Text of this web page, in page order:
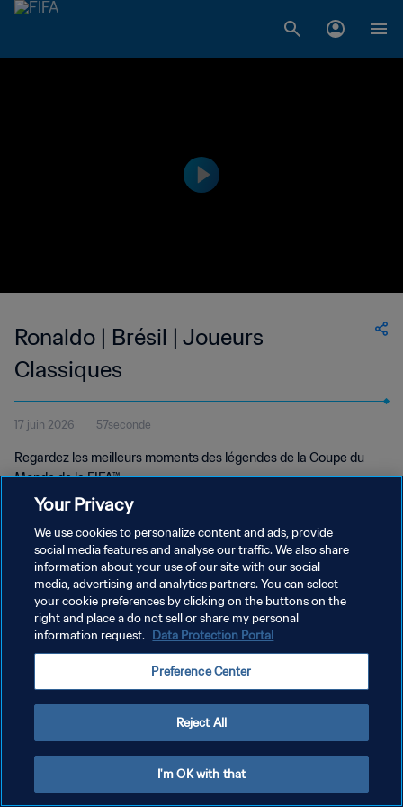
Ronaldo | Brésil | Joueurs
Classiques
17 juin 2026 57seconde
Regardez les meilleurs moments des légendes de la Coupe du
Monde de la FIFA™.
POLITIQUE DE CONFIDENTIALITÉ
CONDITIONS D'UTILISATION
GÉRER VOS PRÉFÉRENCES SUR LES COOKIES
Your Privacy
We use cookies to personalize content and ads, provide
social media features and analyse our traffic. We also share
information about your use of our site with our social
media, advertising and analytics partners. You can select
your cookie preferences by clicking on the buttons on the
right and place a do not sell or share my personal
information request. Data Protection Portal
Preference Center
Reject All
I'm OK with that